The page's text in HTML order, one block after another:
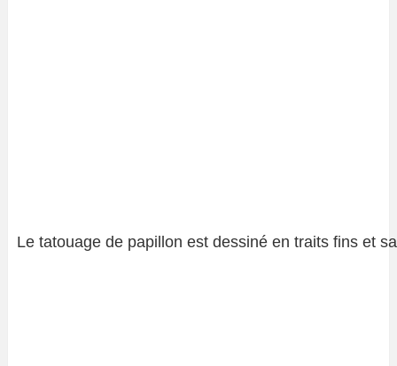
Le tatouage de papillon est dessiné en traits fins et